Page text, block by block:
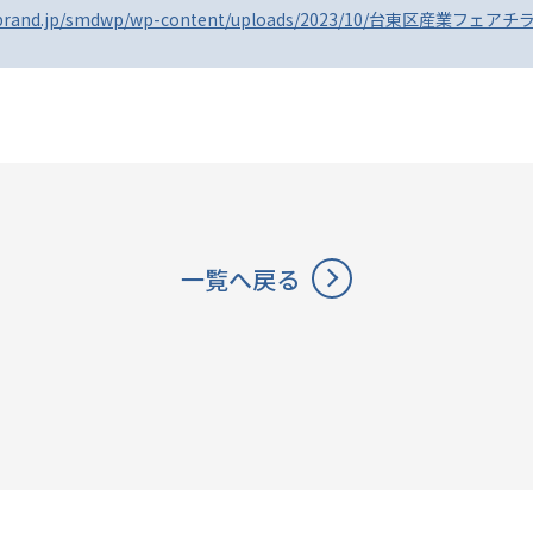
smdwp/wp-content/uploads/2023/10/台東区産業フェアチ
一覧へ戻る